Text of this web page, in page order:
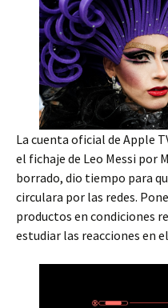
La cuenta oficial de Apple
el fichaje de Leo Messi por
borrado, dio tiempo para
circulara por las redes.
productos en condiciones
estudiar las reacciones en